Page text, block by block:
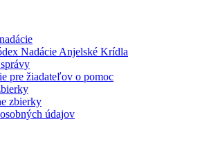
Nadácie Anjelské Krídla
pre žiadateľov o pomoc
zbierky
údajov